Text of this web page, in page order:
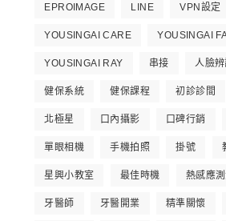
EPROIMAGE LINE VPN設定
YOUSINGAI CARE YOUSINGAI
YOUSINGAI RAY 串接 人臉
健保系統 健保課程 初診診間
北極星 口內攝影 口碑行銷
單眼相機 手機拍照 掛號
星興小教室 最佳時機 熱感應
牙醫師 牙醫開業 精準關懷